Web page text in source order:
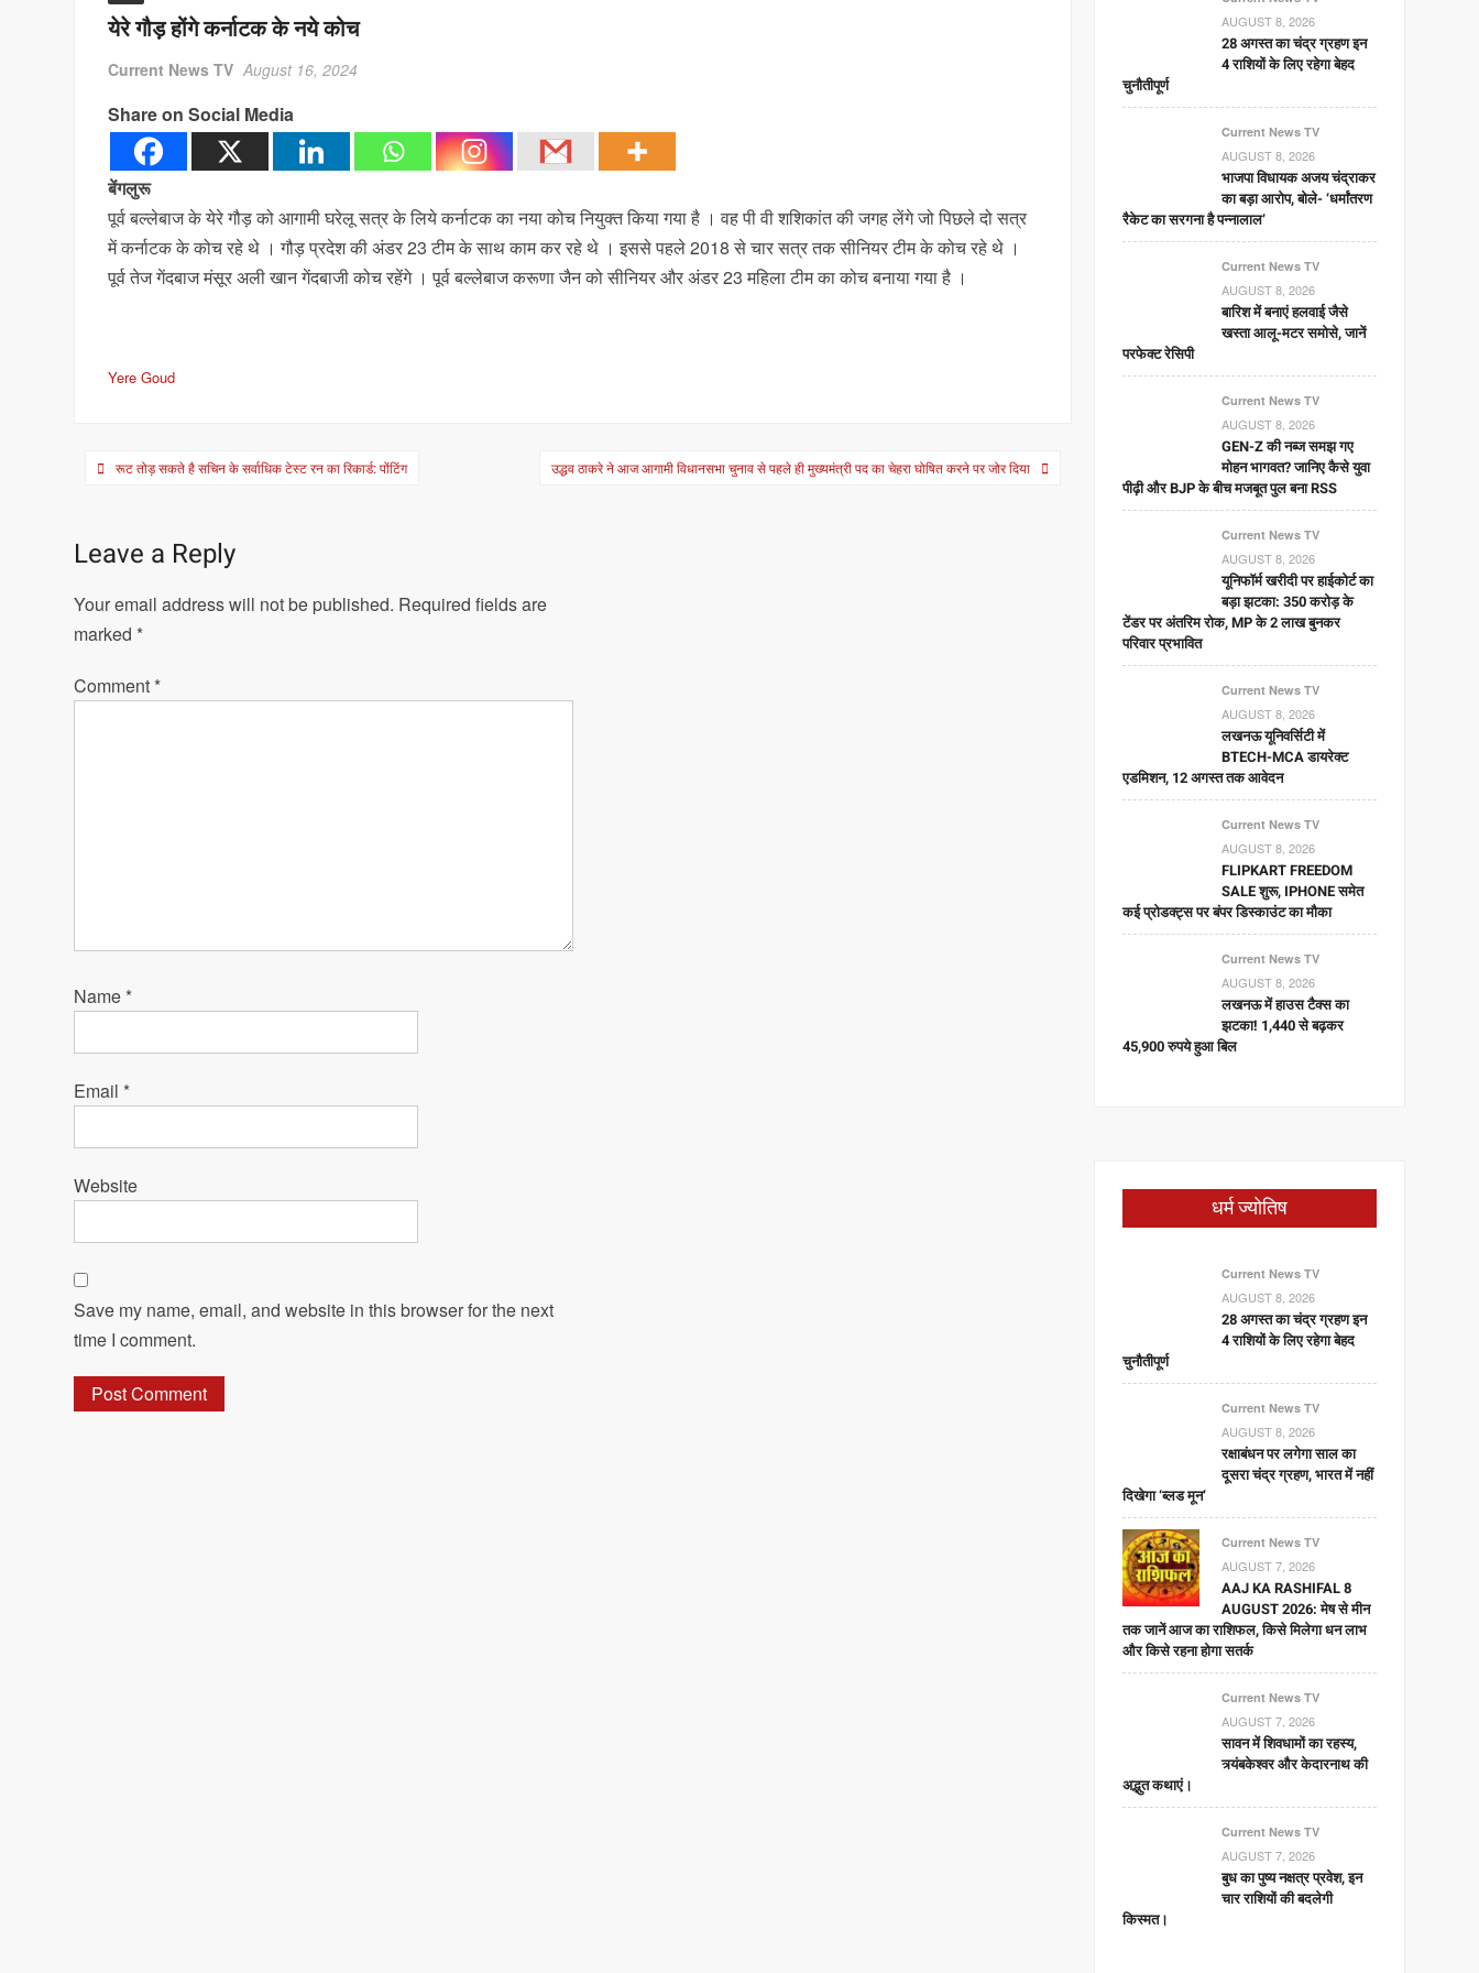
येरे गौड़ होंगे कर्नाटक के नये कोच
Current News TV August 16, 2024
Share on Social Media
बेंगलुरू
पूर्व बल्लेबाज के येरे गौड़ को आगामी घरेलू सत्र के लिये कर्नाटक का नया कोच नियुक्त किया गया है । वह पी वी शशिकांत की जगह लेंगे जो पिछले दो सत्र
में कर्नाटक के कोच रहे थे । गौड़ प्रदेश की अंडर 23 टीम के साथ काम कर रहे थे । इससे पहले 2018 से चार सत्र तक सीनियर टीम के कोच रहे थे ।
पूर्व तेज गेंदबाज मंसूर अली खान गेंदबाजी कोच रहेंगे । पूर्व बल्लेबाज करूणा जैन को सीनियर और अंडर 23 महिला टीम का कोच बनाया गया है ।
Yere Goud
Post
रूट तोड़ सकते है सचिन के सर्वाधिक टेस्ट रन का रिकार्ड: पोंटिंग उद्धव ठाकरे ने आज आगामी विधानसभा चुनाव से पहले ही मुख्यमंत्री पद का चेहरा घोषित करने पर जोर दिया
Leave a Reply
Your email address will not be published. Required fields are
marked *
Comment *
Name *
Email *
Website
Save my name, email, and website in this browser for the next
time I comment.
AUGUST 8, 2026
28 अगस्त का चंद्र ग्रहण इन
4 राशियों के लिए रहेगा बेहद
चुनौतीपूर्ण
Current News TV
AUGUST 8, 2026
भाजपा विधायक अजय चंद्राकर
का बड़ा आरोप, बोले- ‘धर्मांतरण
रैकेट का सरगना है पन्नालाल’
Current News TV
AUGUST 8, 2026
बारिश में बनाएं हलवाई जैसे
खस्ता आलू-मटर समोसे, जानें
परफेक्ट रेसिपी
Current News TV
AUGUST 8, 2026
GEN-Z की नब्ज समझ गए
मोहन भागवत? जानिए कैसे युवा
पीढ़ी और BJP के बीच मजबूत पुल बना RSS
Current News TV
AUGUST 8, 2026
यूनिफॉर्म खरीदी पर हाईकोर्ट का
बड़ा झटका: 350 करोड़ के
टेंडर पर अंतरिम रोक, MP के 2 लाख बुनकर
परिवार प्रभावित
Current News TV
AUGUST 8, 2026
लखनऊ यूनिवर्सिटी में
BTECH-MCA डायरेक्ट
एडमिशन, 12 अगस्त तक आवेदन
Current News TV
AUGUST 8, 2026
FLIPKART FREEDOM
SALE शुरू, IPHONE समेत
कई प्रोडक्ट्स पर बंपर डिस्काउंट का मौका
Current News TV
AUGUST 8, 2026
लखनऊ में हाउस टैक्स का
झटका! 1,440 से बढ़कर
45,900 रुपये हुआ बिल
धर्म ज्योतिष
Current News TV
AUGUST 8, 2026
28 अगस्त का चंद्र ग्रहण इन
4 राशियों के लिए रहेगा बेहद
चुनौतीपूर्ण
Current News TV
AUGUST 8, 2026
रक्षाबंधन पर लगेगा साल का
दूसरा चंद्र ग्रहण, भारत में नहीं
दिखेगा ‘ब्लड मून’
Current News TV
AUGUST 7, 2026
AAJ KA RASHIFAL 8
AUGUST 2026: मेष से मीन
तक जानें आज का राशिफल, किसे मिलेगा धन लाभ
और किसे रहना होगा सतर्क
Current News TV
AUGUST 7, 2026
सावन में शिवधामों का रहस्य,
त्र्यंबकेश्वर और केदारनाथ की
अद्भुत कथाएं।
Current News TV
AUGUST 7, 2026
बुध का पुष्य नक्षत्र प्रवेश, इन
चार राशियों की बदलेगी
किस्मत।